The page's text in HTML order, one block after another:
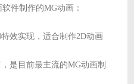
件制作的MG动画：
效实现，适合制作2D动画
是目前最主流的MG动画制